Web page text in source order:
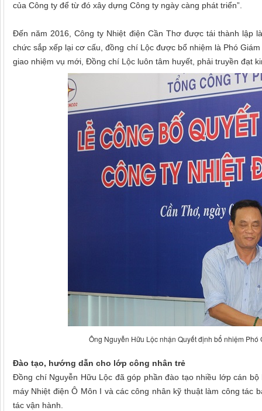
của Công ty để từ đó xây dựng Công ty ngày càng phát triển”
Đến năm 2016, Công ty Nhiệt điện Cần Thơ được tái thành lập
chức sắp xếp lại cơ cấu, đồng chí Lộc được bổ nhiệm là Phó
giao nhiệm vụ mới, Đồng chí Lộc luôn tâm huyết, phải truyền đạt
Ông Nguyễn Hữu Lộc nhận Quyết định bổ nhiệm
Đào tạo, hướng dẫn cho lớp công nhân trẻ
Đồng chí Nguyễn Hữu Lộc đã góp phần đào tạo nhiều lớp cán
máy Nhiệt điện Ô Môn I và các công nhân kỹ thuật làm công tác
tác vận hành.